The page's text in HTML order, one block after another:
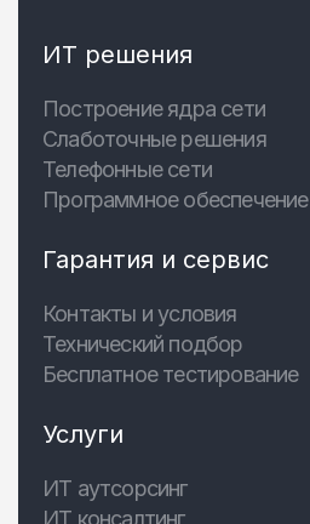
ИТ решения
Построение ядра сети
Слаботочные решения
Телефонные сети
Программное обеспечение
Гарантия и сервис
Контакты и условия
Технический подбор
Бесплатное тестирование
Услуги
ИТ аутсорсинг
ИТ консалтинг